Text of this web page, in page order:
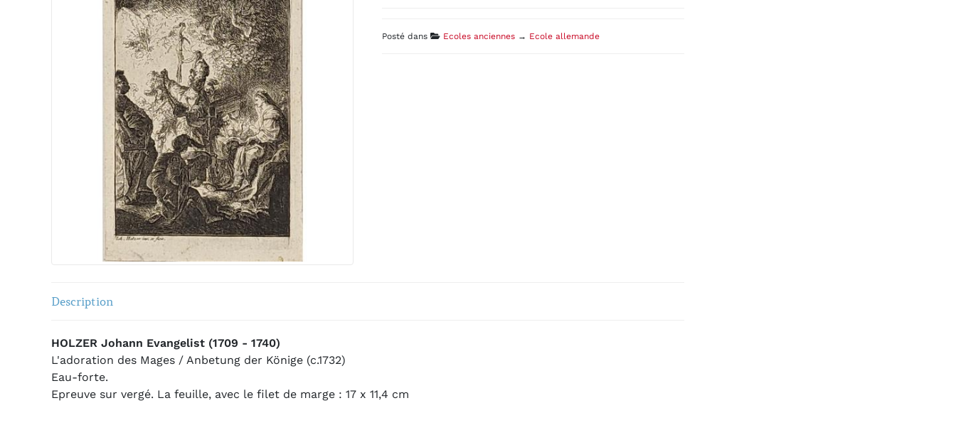
Posté dans Ecoles anciennes → Ecole allemande
Description
HOLZER Johann Evangelist (1709 - 1740)
L'adoration des Mages / Anbetung der Könige (c.1732)
Eau-forte.
Epreuve sur vergé. La feuille, avec le filet de marge : 17 x 11,4 cm